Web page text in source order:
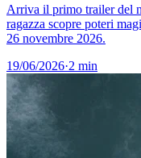
Arriva il primo trailer del
ragazza scopre poteri
26 novembre 2026.
19/06/2026·2 min